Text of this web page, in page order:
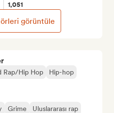
Rap/Hip Hop
Hip-hop
Grime Uluslararası rap
1,051
görüntüle